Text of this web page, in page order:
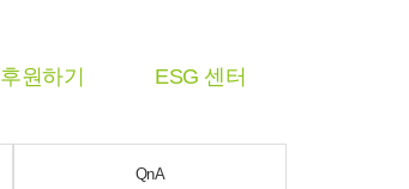
후원하기 ESG 센터
QnA